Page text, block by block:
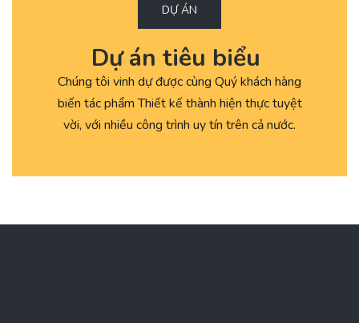
DỰ ÁN
Dự án tiêu biểu
Chúng tôi vinh dự được cùng Quý khách hàng
biến tác phẩm Thiết kế thành hiện thực tuyệt
vời, với nhiều công trình uy tín trên cả nước.